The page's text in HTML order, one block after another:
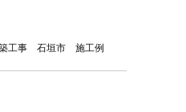
工事 石垣市 施工例